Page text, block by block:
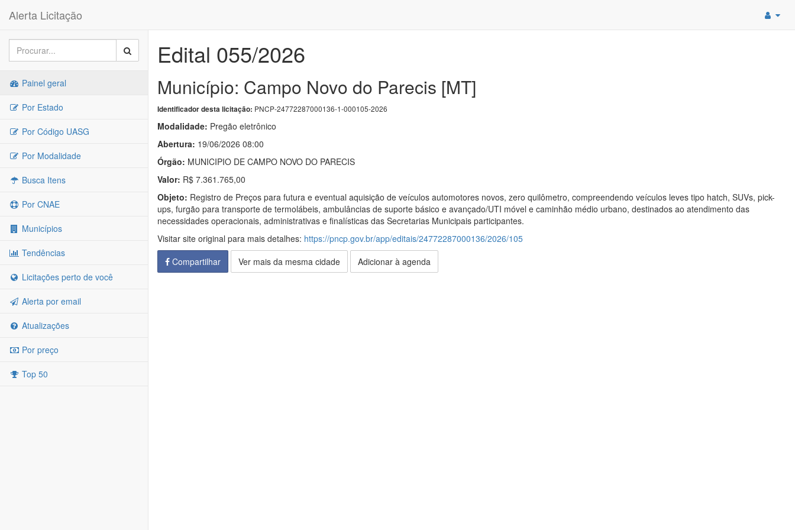
Alerta Licitação
Painel geral
Por Estado
Por Código UASG
Por Modalidade
Busca Itens
Por CNAE
Municípios
Tendências
Licitações perto de você
Alerta por email
Atualizações
Por preço
Top 50
Edital 055/2026
Município: Campo Novo do Parecis [MT]
Identificador desta licitação: PNCP-24772287000136-1-000105-2026
Modalidade: Pregão eletrônico
Abertura: 19/06/2026 08:00
Órgão: MUNICIPIO DE CAMPO NOVO DO PARECIS
Valor: R$ 7.361.765,00
Objeto: Registro de Preços para futura e eventual aquisição de veículos automotores novos, zero quilômetro, compreendendo veículos leves tipo hatch, SUVs, pick-
ups, furgão para transporte de termolábeis, ambulâncias de suporte básico e avançado/UTI móvel e caminhão médio urbano, destinados ao atendimento das
necessidades operacionais, administrativas e finalísticas das Secretarias Municipais participantes.
Visitar site original para mais detalhes: https://pncp.gov.br/app/editais/24772287000136/2026/105
Compartilhar
Ver mais da mesma cidade Adicionar à agenda